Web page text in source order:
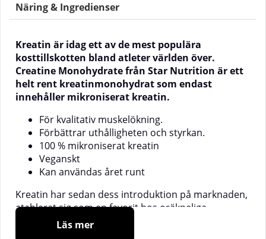
Näring & Ingredienser
Kreatin är idag ett av de mest populära
kosttillskotten bland atleter världen över.
Creatine Monohydrate från Star Nutrition är ett
helt rent kreatinmonohydrat som endast
innehåller mikroniserat kreatin.
För kvalitativ muskelökning.
Förbättrar uthålligheten och styrkan.
100 % mikroniserat kreatin
Veganskt
Kan användas året runt
Kreatin har sedan dess introduktion på marknaden,
etablerat sig som en favorit hos oräkneliga
användare världen över. Kreatin är idag ett av
Läs mer